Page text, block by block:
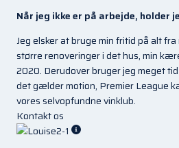
Når jeg ikke er på arbejde, holder
Jeg elsker at bruge min fritid på alt
større renoveringer i det hus, min
2020. Derudover bruger jeg meget
det gælder motion, Premier League
vores selvopfundne vinklub.
Kontakt os